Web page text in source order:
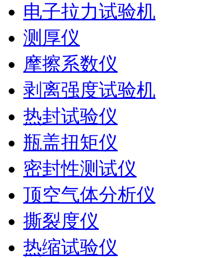
电子拉力试验机
测厚仪
摩擦系数仪
剥离强度试验机
热封试验仪
瓶盖扭矩仪
密封性测试仪
顶空气体分析仪
撕裂度仪
热缩试验仪